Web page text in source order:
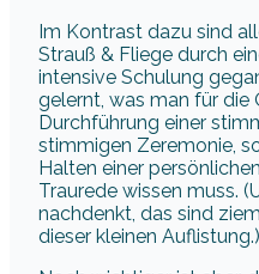
Im Kontrast dazu sind
Strauß & Fliege durch
intensive Schulung
gelernt, was man für die
Durchführung einer
stimmigen Zeremonie,
Halten einer
Traurede wissen muss.
nachdenkt, das sind
dieser kleinen Auflistung.)